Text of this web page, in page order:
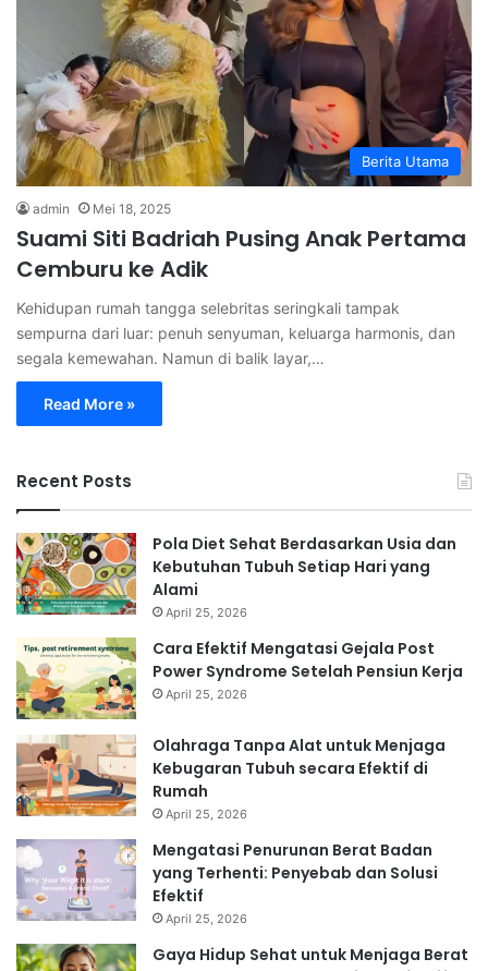
Berita Utama
admin Mei 18, 2025
Suami Siti Badriah Pusing Anak Pertama
Cemburu ke Adik
Kehidupan rumah tangga selebritas seringkali tampak
sempurna dari luar: penuh senyuman, keluarga harmonis, dan
segala kemewahan. Namun di balik layar,…
Read More »
Recent Posts
Pola Diet Sehat Berdasarkan Usia dan
Kebutuhan Tubuh Setiap Hari yang
Alami
April 25, 2026
Cara Efektif Mengatasi Gejala Post
Power Syndrome Setelah Pensiun Kerja
April 25, 2026
Olahraga Tanpa Alat untuk Menjaga
Kebugaran Tubuh secara Efektif di
Rumah
April 25, 2026
Mengatasi Penurunan Berat Badan
yang Terhenti: Penyebab dan Solusi
Efektif
April 25, 2026
Gaya Hidup Sehat untuk Menjaga Berat